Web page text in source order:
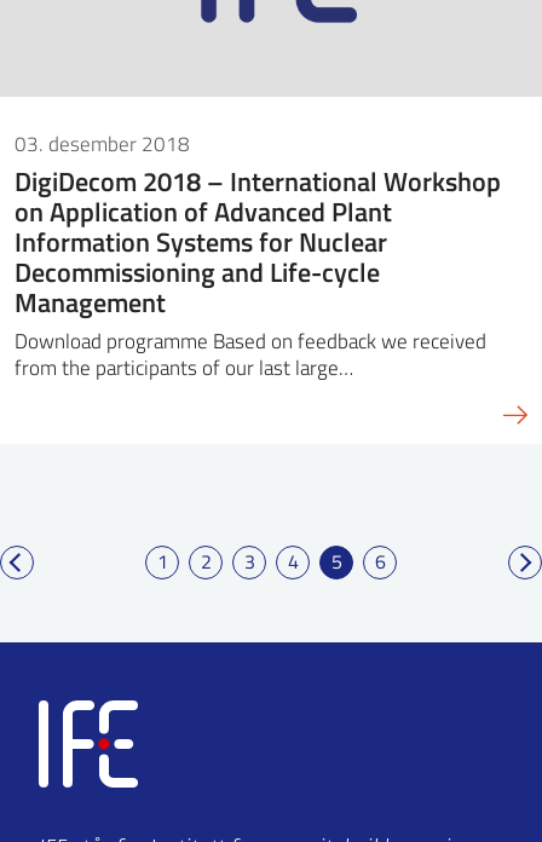
03. desember 2018
DigiDecom 2018 – International Workshop
on Application of Advanced Plant
Information Systems for Nuclear
Decommissioning and Life-cycle
Management
Download programme Based on feedback we received
from the participants of our last large…
1 2 3 4 5 6